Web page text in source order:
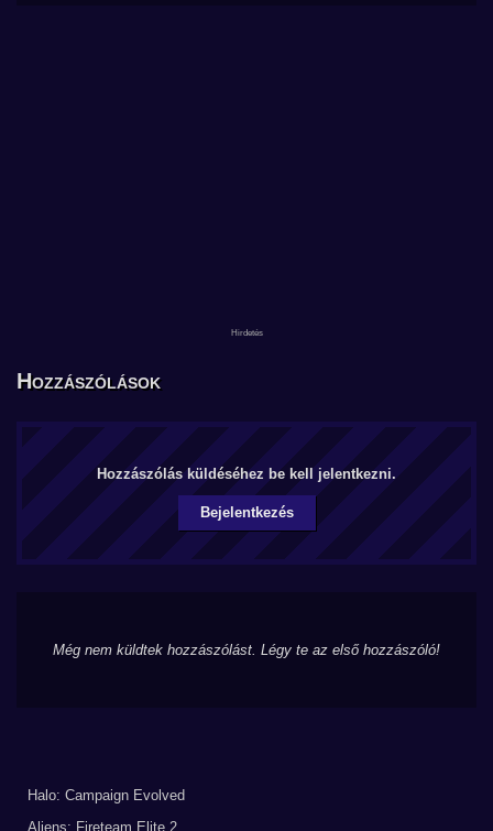
Hozzászólások
Hozzászólás küldéséhez be kell jelentkezni.
Bejelentkezés
Még nem küldtek hozzászólást. Légy te az első hozzászóló!
Halo: Campaign Evolved
Aliens: Fireteam Elite 2